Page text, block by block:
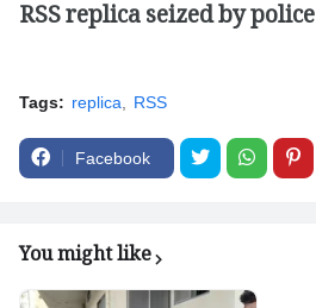
RSS replica seized by police
Tags: replica RSS
Facebook
You might like